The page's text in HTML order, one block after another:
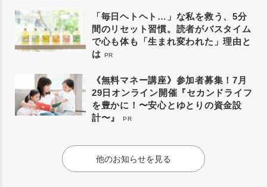
「毎日ヘトヘト…」な私を救う、5分
間のリセット習慣。読者がバスタイム
で心も体も「生まれ変われた」理由と
は PR
《無料マネー講座》参加者募集！7月
29日オンライン開催『セカンドライフ
を豊かに！〜安心とゆとりの資金設
計〜』
PR
他のお知らせを見る